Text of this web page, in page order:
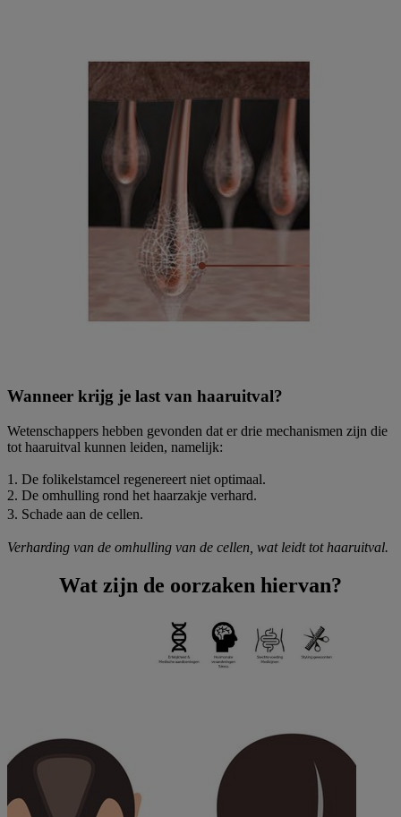
Wanneer krijg je last van haaruitval?​
Wetenschappers hebben gevonden dat er drie mechanismen zijn die
tot haaruitval kunnen leiden, namelijk: ​
1. De folikelstamcel regenereert niet optimaal.​
2. De omhulling rond het haarzakje verhard.​
3. Schade aan de cellen.
Verharding van de omhulling van de cellen, wat leidt tot haaruitval.​
Wat zijn de oorzaken hiervan?